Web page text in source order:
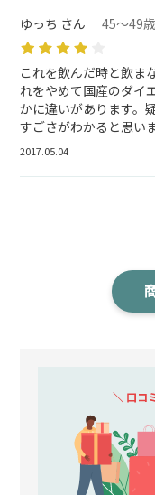
ゆっち さん 45～49
これを飲んだ時と飲ま
れをやめて国産のダイ
かに違いがあります。
すごさがわかると思いま
2017.05.04